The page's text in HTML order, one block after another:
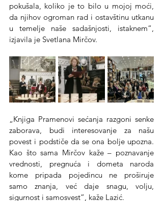
pokušala, koliko je to bilo u mojoj moći,
da njihov ogroman rad i ostavštinu utkanu
u temelje naše sadašnjosti, istaknem“,
izjavila je Svetlana Mirčov.
„Knjiga Pramenovi sećanja razgoni senke
zaborava, budi interesovanje za našu
povest i podstiče da se ona bolje upozna.
Kao što sama Mirčov kaže – poznavanje
vrednosti, pregnuća i dometa naroda
kome pripada pojedincu ne proširuje
samo znanja, već daje snagu, volju,
sigurnost i samosvest”, kaže Lazić.